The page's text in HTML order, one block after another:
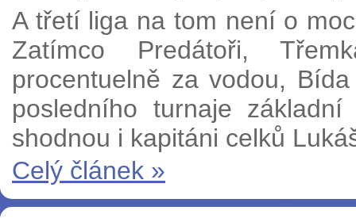
A třetí liga na tom není o
Zatímco Predátoři,
procentuelně za vodou,
posledního turnaje
shodnou i kapitáni celků
Celý článek »